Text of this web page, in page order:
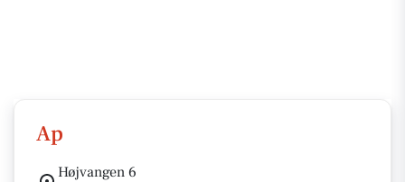
Ap
Højvangen 6